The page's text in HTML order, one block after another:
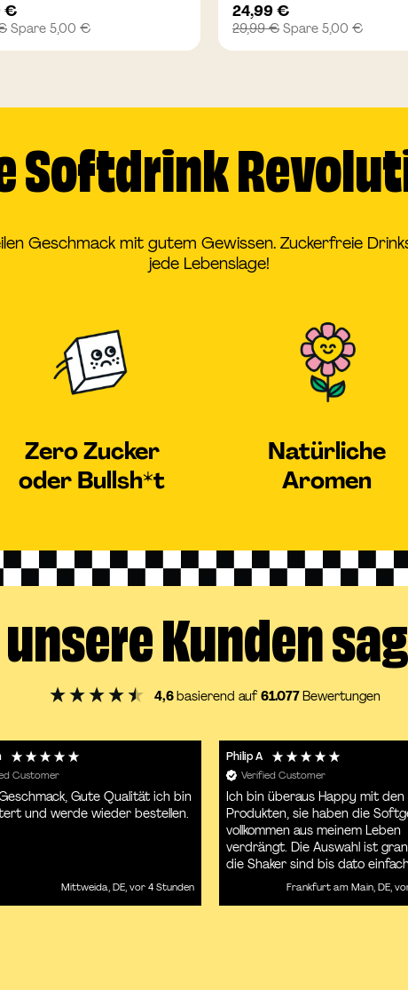
€
Spare 5,00 €
Angebotspreis
24,99 €
Regulärer
29,99 € Spare 5,00 €
Softdrink
Geschmack mit gutem Gewissen. Zuckerfreie
jede Lebenslage!
Zero Zucker
oder Bullsh*t
Natürliche
Aromen
unsere Kunden
4,6 basierend auf 61.077 Bewertungen
Customer
Gute Qualität ich bin
und werde wieder bestellen.
Mittweida, DE, vor 4 Stunden
Philip A
Verified Customer
Ich bin überaus Happy mit den
Produkten, sie haben die
vollkommen aus meinem Leben
verdrängt. Die Auswahl ist
die Shaker sind bis dato
mittlerweile doch ab und zu etwas
Frankfurt am Main, DE,